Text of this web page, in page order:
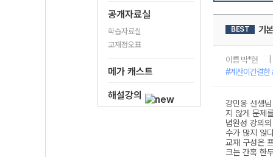
공개자료실
학습자료실
교재정오표
메가 캐스트
해설강의